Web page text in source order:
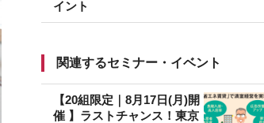
イント
関連するセミナー・イベント
【20組限定｜8月17日(月)開
催 】ラストチャンス！東京